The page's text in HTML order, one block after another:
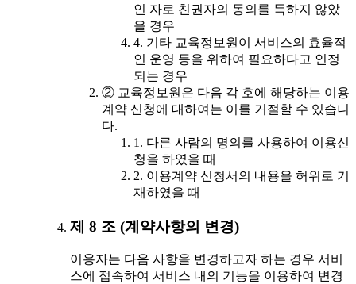
인 자로 친권자의 동의를 득하지 않았
을 경우
4. 기타 교육정보원이 서비스의 효율적
인 운영 등을 위하여 필요하다고 인정
되는 경우
② 교육정보원은 다음 각 호에 해당하는 이용
계약 신청에 대하여는 이를 거절할 수 있습니
다.
1. 다른 사람의 명의를 사용하여 이용신
청을 하였을 때
2. 이용계약 신청서의 내용을 허위로 기
재하였을 때
제 8 조 (계약사항의 변경)
이용자는 다음 사항을 변경하고자 하는 경우 서비
스에 접속하여 서비스 내의 기능을 이용하여 변경